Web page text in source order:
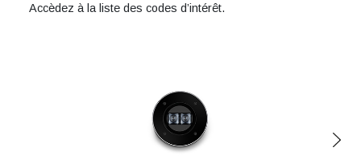
Accèdez à la liste des codes d’intérêt.